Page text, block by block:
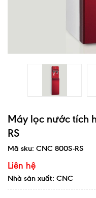
Máy lọc nước tích
RS
Mã sku: CNC 800S-RS
Liên hệ
Nhà sản xuất: CNC